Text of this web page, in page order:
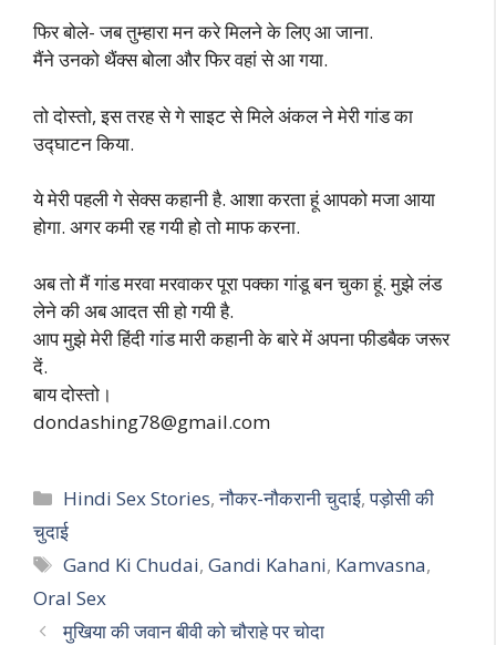
फिर बोले- जब तुम्हारा मन करे मिलने के लिए आ जाना.
मैंने उनको थैंक्स बोला और फिर वहां से आ गया.
तो दोस्तो, इस तरह से गे साइट से मिले अंकल ने मेरी गांड का
उद्घाटन किया.
ये मेरी पहली गे सेक्स कहानी है. आशा करता हूं आपको मजा आया
होगा. अगर कमी रह गयी हो तो माफ करना.
अब तो मैं गांड मरवा मरवाकर पूरा पक्का गांडू बन चुका हूं. मुझे लंड
लेने की अब आदत सी हो गयी है.
आप मुझे मेरी हिंदी गांड मारी कहानी के बारे में अपना फीडबैक जरूर
दें.
बाय दोस्तो।
dondashing78@gmail.com
Categories
Hindi Sex Stories,नौकर-नौकरानी चुदाई,पड़ोसी की
चुदाई
Tags
Gand Ki Chudai,Gandi Kahani, Kamvasna,
Oral Sex
मुखिया की जवान बीवी को चौराहे पर चोदा